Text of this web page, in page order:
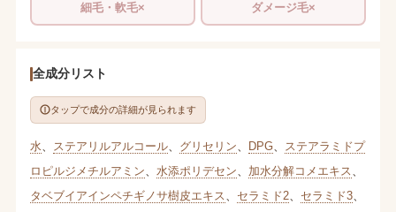
細毛・軟毛× ダメージ毛×
全成分リスト
タップで成分の詳細が見られます
水 ステアリルアルコール、 グリセリン DPG、
ステアラミドプ
ロピルジメチルアミン
水添ポリデセン 加水分解コメエキス
タベブイアインペチギノサ樹皮エキス
セラミド2、 セラミド3、